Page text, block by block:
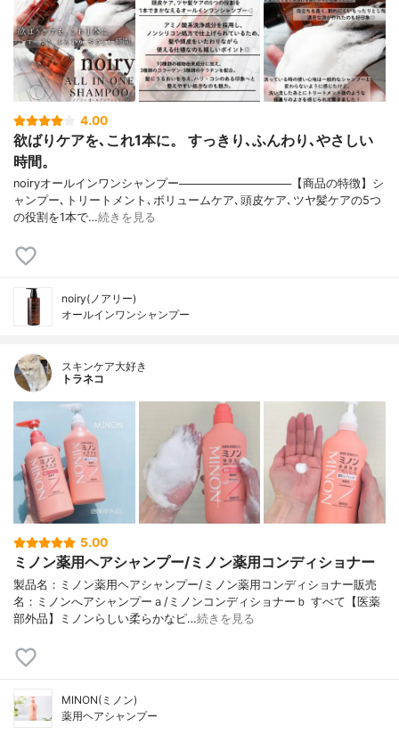
4.00
欲ばりケアを､これ1本に。 すっきり､ふんわり､やさしい
時間。
noiryオールインワンシャンプー──────────────【商品の特徴】シ
ャンプー､トリートメント､ボリュームケア､頭皮ケア､ツヤ髪ケアの5つ
の役割を1本で…続きを見る
noiry(ノアリー)
オールインワンシャンプー
スキンケア大好き
トラネコ
5.00
ミノン薬用ヘアシャンプー/ミノン薬用コンディショナー
製品名：ミノン薬用ヘアシャンプー/ミノン薬用コンディショナー販売
名：ミノンへアシャンプーａ/ミノンコンディショナーｂ すべて【医薬
部外品】ミノンらしい柔らかなピ…続きを見る
MINON(ミノン)
薬用ヘアシャンプー